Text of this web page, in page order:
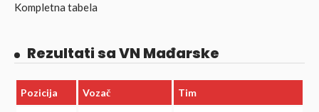
Kompletna tabela
Rezultati sa VN Mađarske
Pozicija Vozač Tim